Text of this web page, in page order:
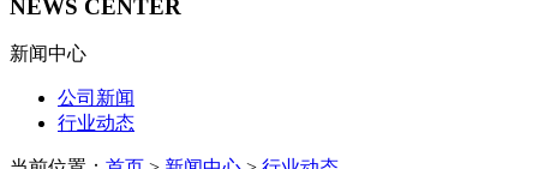
NEWS CENTER
新闻中心
公司新闻
行业动态